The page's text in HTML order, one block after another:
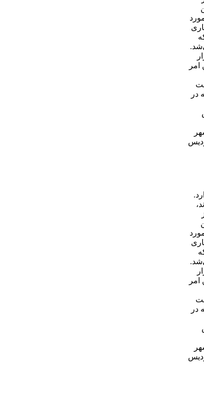
تست
در
به پردیس
تست
در
به پردیس